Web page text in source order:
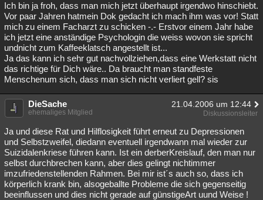
Ich bin ja froh, dass man mich jetzt überhaupt irgendwo hinschiebt.
Vor paar Jahren hatmein Dok gedacht ich mach ihm was vor! Statt
mich zu einem Facharzt zu schicken -.- Erstvor einem Jahr habe
ich jetzt eine anständige Psychologin die weiss wovon sie spricht
undnicht zum Kaffeeklatsch angestellt ist...
Ja das kann ich sehr gut nachvollziehen,dass eine Werkstatt nicht
das richtige für Dich wäre.. Da braucht man standfeste
Menschenum sich, dass man sich nicht verliert gell? sis
DieSache 21.04.2006 um 12:44
ehemaliges Mitglied Diskussionsleiter
Ja und diese Rat und Hilflosigkeit führt erneut zu Depressionen
und Selbstzweifel, diedann eventuell irgendwann mal wieder zur
Suizidalenkriese führen kann. Ist ein derberKreislauf, den man nur
selbst durchbrechen kann, aber dies gelingt nichtimmer
imzufriedenstellenden Rahmen. Bei mir ist´s auch so, dass ich
körperlich krank bin, alsogeballte Probleme die sich gegenseitig
beeinflussen und dies nicht gerade auf günstigeArt uund Weise !